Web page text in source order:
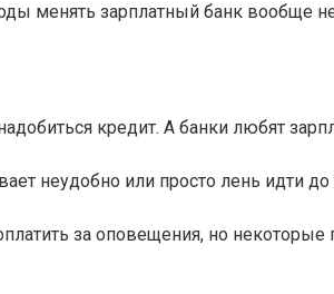
менять зарплатный банк вообще
кредит. А банки любят
неудобно или просто лень идти
за оповещения, но некоторые